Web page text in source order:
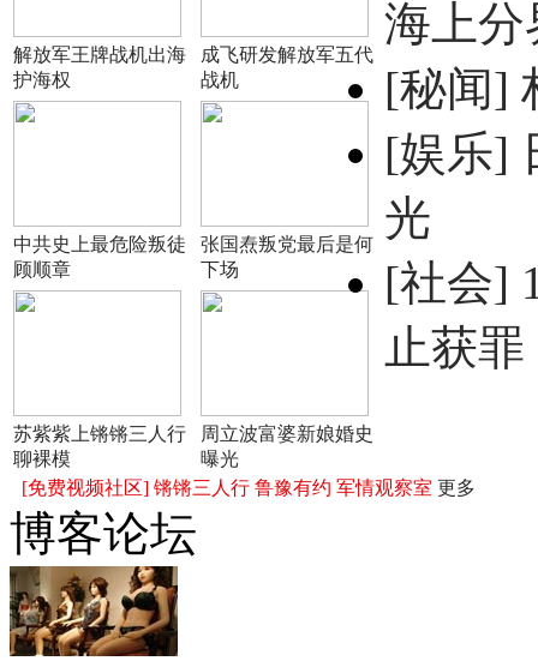
解放军王牌战机出海
护海权
成飞研发解放军五代
战机
中共史上最危险叛徒
顾顺章
张国焘叛党最后是何
下场
苏紫紫上锵锵三人行
聊裸模
周立波富婆新娘婚史
曝光
海上分
[秘闻]
[娱乐]
光
[社会]
止获罪
[免费视频社区] 锵锵三人行 鲁豫有约 军情观察室 更多
博客论坛